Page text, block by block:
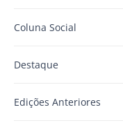
Coluna Social
Destaque
Edições Anteriores